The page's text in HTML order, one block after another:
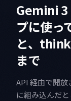
Gemini 3
プに使っ
と、
まで
API 経由で開
に組み込んだ